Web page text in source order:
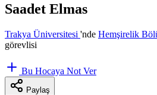
Saadet Elmas
Trakya Üniversitesi 'nde Hemşirelik
görevlisi
Bu Hocaya Not Ver
Paylaş